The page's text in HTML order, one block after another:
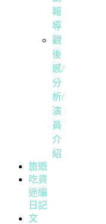
報
導
觀
後
感/
分
析/
演
員
介
紹
旅遊
吃貨
迷編
日記
文